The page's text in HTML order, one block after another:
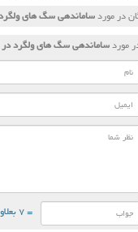
در موردساماندهی سگ های
موردساماندهی سگ های ولگرد در
= ۷ بعلاوه ۴